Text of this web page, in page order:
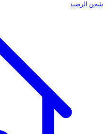
شحن الرصيد